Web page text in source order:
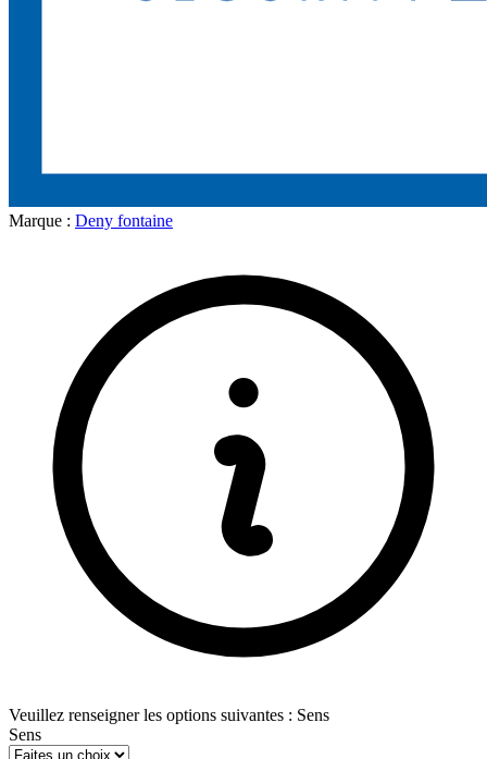
Marque : Deny fontaine
Veuillez renseigner les options suivantes : Sens
Sens